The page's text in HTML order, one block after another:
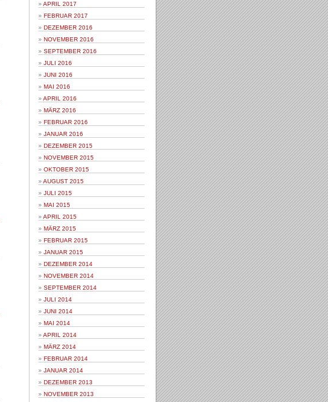
APRIL 2017
FEBRUAR 2017
DEZEMBER 2016
NOVEMBER 2016
SEPTEMBER 2016
JULI 2016
JUNI 2016
MAI 2016
APRIL 2016
MÄRZ 2016
FEBRUAR 2016
JANUAR 2016
DEZEMBER 2015
NOVEMBER 2015
OKTOBER 2015
AUGUST 2015
JULI 2015
MAI 2015
APRIL 2015
MÄRZ 2015
FEBRUAR 2015
JANUAR 2015
DEZEMBER 2014
NOVEMBER 2014
SEPTEMBER 2014
JULI 2014
JUNI 2014
MAI 2014
APRIL 2014
MÄRZ 2014
FEBRUAR 2014
JANUAR 2014
DEZEMBER 2013
NOVEMBER 2013